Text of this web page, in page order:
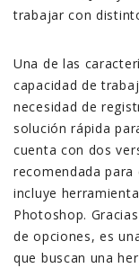
trabajar con
Una de las
capacidad de
necesidad de
solución rápida
cuenta con dos
recomendada para
incluye
Photoshop.
de opciones, es
que buscan una